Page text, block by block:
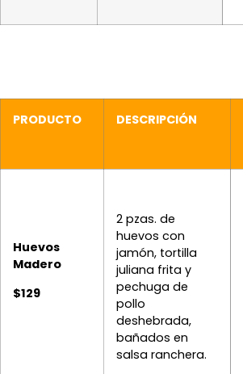
PRODUCTO DESCRIPCIÓN
Huevos
Madero
$129
2 pzas. de
huevos con
jamón, tortilla
juliana frita y
pechuga de
pollo
deshebrada,
bañados en
salsa ranchera.